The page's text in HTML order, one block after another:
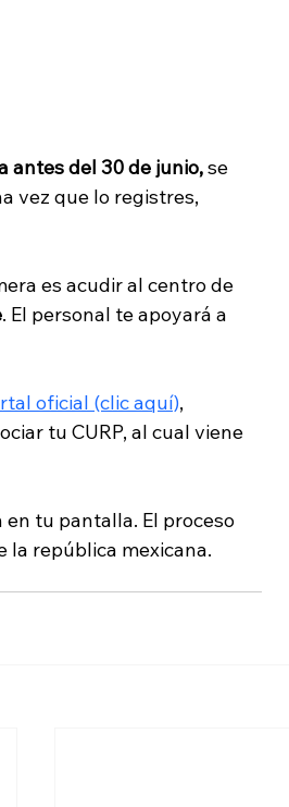
antes del 30 de junio, se
vez que lo registres,
es acudir al centro de
. El personal te apoyará a
oficial (clic aquí),
tu CURP, al cual viene
tu pantalla. El proceso
la república mexicana.